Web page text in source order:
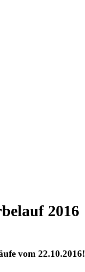
2016
vom 22.10.2016!